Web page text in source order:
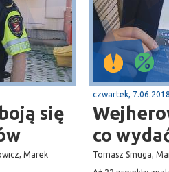
się
Marek
czwartek, 7.06.2018
co
Tomasz Smuga,
Puck
Przystań,